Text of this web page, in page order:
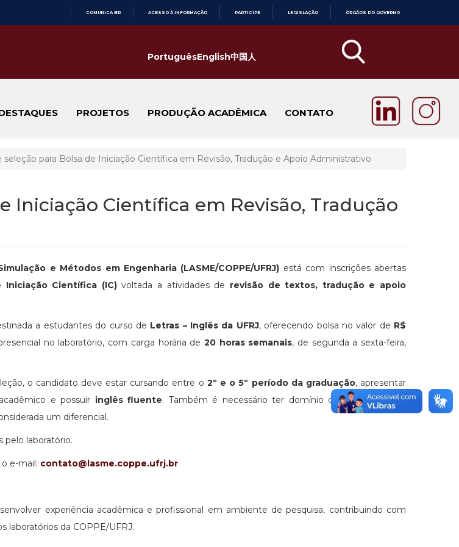
COMUNICA BR ACESSO À INFORMAÇÃO PARTICIPE LEGISLAÇÃO ÓRGÃOS DO GOVERNO
PortuguêsEnglish中国人
PROJETOS PRODUÇÃO ACADÊMICA CONTATO
seleção para Bolsa de Iniciação Científica em Revisão, Tradução e Apoio Administrativo
Iniciação Científica em Revisão, Tradução
e Métodos em Engenharia (LASME/COPPE/UFRJ) está com inscrições abertas
Iniciação Científica (IC)voltada a atividades de revisão de textos, tradução e apoio
a estudantes do curso de Letras – Inglês da UFRJ, oferecendo bolsa no valor de R$
no laboratório, com carga horária de 20 horas semanais, de segunda a sexta-feira,
o candidato deve estar cursando entre o 2º e o 5º período da graduação, apresentar
e possuir inglês fluente. Também é necessário ter domínio do pacote Office.
um diferencial.
pelo laboratório.
o e-mail: contato@lasme.coppe.ufrj.br
experiência acadêmica e profissional em ambiente de pesquisa, contribuindo com
da COPPE/UFRJ.